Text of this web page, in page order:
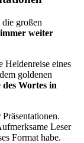
die großen
weiter
Heldenreise eines
goldenen
Wortes in
Leser
Format habe.